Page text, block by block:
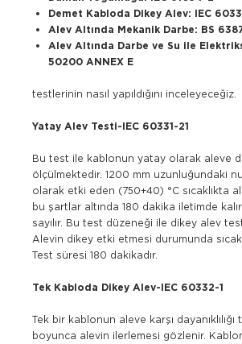
Demet Kabloda Dikey Alev: IEC
Alev Altında Mekanik Darbe: BS
Alev Altında Darbe ve Su ile
50200 ANNEX E
testlerinin nasıl yapıldığını inceleyeceğiz.
Yatay Alev Testi-IEC 60331-21
Bu test ile kablonun yatay olarak aleve
ölçülmektedir. 1200 mm uzunluğundaki
olarak etki eden (750+40) °C sıcaklıkta
bu şartlar altında 180 dakika iletimde
sayılır. Bu test düzeneği ile dikey alev
Alevin dikey etki etmesi durumunda
Test süresi 180 dakikadır.
Tek Kabloda Dikey Alev-IEC 60332-1
Tek bir kablonun aleve karşı dayanıklılığı
boyunca alevin ilerlemesi gözlenir.